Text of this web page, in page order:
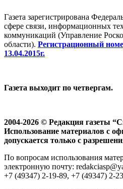
Газета зарегистрирована
сфере связи, информационных
коммуникаций (Управление
области). Регистрационный
13.04.2015г.
Газета выходит по четвергам.
2004-2026 © Редакция газеты
Использование материалов с
допускается только с
По вопросам использования
электронную почту:
+7 (49347) 2-19-89, +7 (49347) 2-